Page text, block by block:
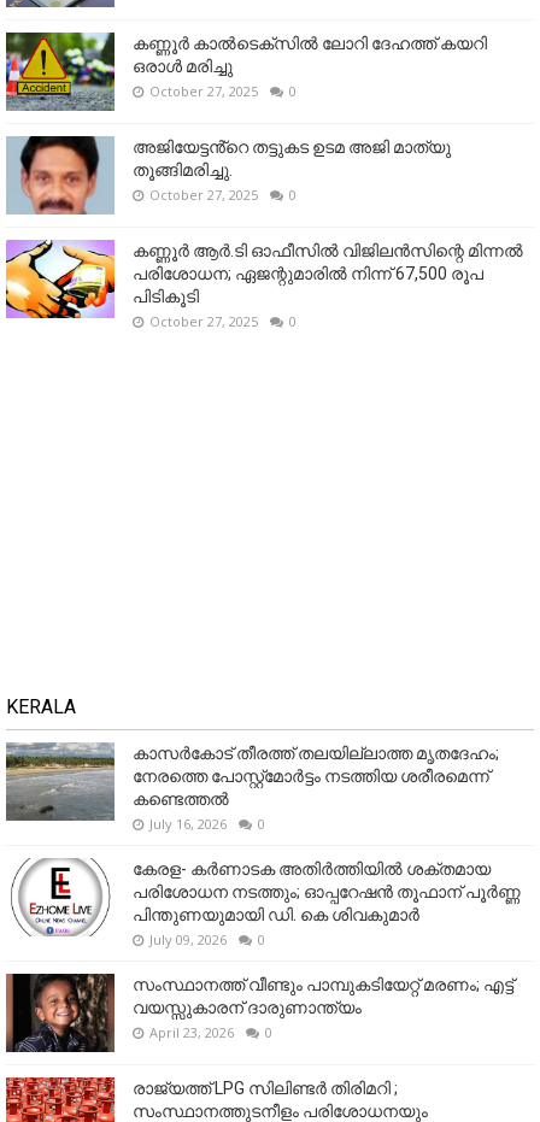
കണ്ണൂര്‍ കാല്‍ടെക്‌സില്‍ ലോറി ദേഹത്ത് കയറി
ഒരാള്‍ മരിച്ചു
October 27, 2025 0
അജിയേട്ടൻ്റെ തട്ടുകട ഉടമ അജി മാത്യു
തൂങ്ങിമരിച്ചു.
October 27, 2025 0
കണ്ണൂര്‍ ആര്‍.ടി ഓഫീസില്‍ വിജിലൻസിന്റെ മിന്നല്‍
പരിശോധന; ഏജന്റുമാരില്‍ നിന്ന് 67,500 രൂപ
പിടികൂടി
October 27, 2025 0
KERALA
കാസർകോട് തീരത്ത് തലയില്ലാത്ത മൃതദേഹം;
നേരത്തെ പോസ്റ്റ്‌മോർട്ടം നടത്തിയ ശരീരമെന്ന്
കണ്ടെത്തൽ
July 16, 2026 0
കേരള- കർണാടക അതിർത്തിയിൽ ശക്തമായ
പരിശോധന നടത്തും; ഓപ്പറേഷൻ തൂഫാന് പൂർണ്ണ
പിന്തുണയുമായി ഡി. കെ ശിവകുമാർ
July 09, 2026 0
സംസ്ഥാനത്ത് വീണ്ടും പാമ്പുകടിയേറ്റ് മരണം; എട്ട്
വയസ്സുകാരന് ദാരുണാന്ത്യം
April 23, 2026 0
രാജ്യത്ത് LPG സിലിണ്ടർ തിരിമറി ;
സംസ്ഥാനത്തുടനീളം പരിശോധനയും